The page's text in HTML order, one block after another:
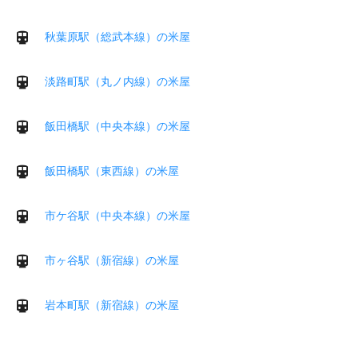
秋葉原駅（総武本線）の米屋
淡路町駅（丸ノ内線）の米屋
飯田橋駅（中央本線）の米屋
飯田橋駅（東西線）の米屋
市ケ谷駅（中央本線）の米屋
市ヶ谷駅（新宿線）の米屋
岩本町駅（新宿線）の米屋